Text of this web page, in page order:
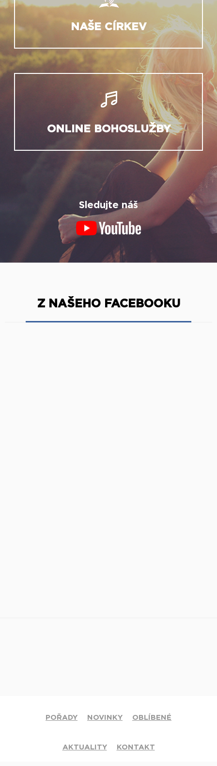
NAŠE CÍRKEV
ONLINE BOHOSLUŽBY
Sledujte náš
Z NAŠEHO FACEBOOKU
POŘADY NOVINKY OBLÍBENÉ
AKTUALITY KONTAKT